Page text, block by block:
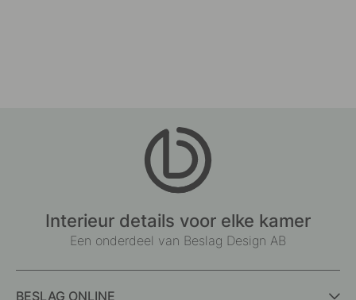
Interieur details voor elke kamer
Een onderdeel van Beslag Design AB
BESLAG ONLINE